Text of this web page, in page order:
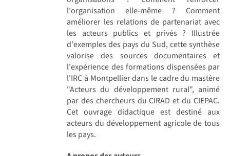
l'organisation elle-même ? Comment
améliorer les relations de partenariat avec
les acteurs publics et privés ? Illustrée
d'exemples des pays du Sud, cette synthèse
valorise des sources documentaires et
l'expérience des formations dispensées par
l'IRC à Montpellier dans le cadre du mastère
"Acteurs du développement rural", animé
par des chercheurs du CIRAD et du CIEPAC.
Cet ouvrage didactique est destiné aux
acteurs du développement agricole de tous
les pays.